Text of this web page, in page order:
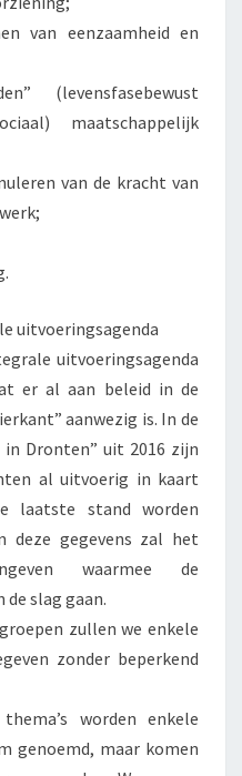
van eenzaamheid en
(levensfasebewust
maatschappelijk
van de kracht van
uitvoeringsagenda
uitvoeringsagenda
er al aan beleid in de
aanwezig is. In de
Dronten” uit 2016 zijn
al uitvoerig in kaart
laatste stand worden
deze gegevens zal het
waarmee de
slag gaan.
zullen we enkele
zonder beperkend
worden enkele
genoemd, maar komen